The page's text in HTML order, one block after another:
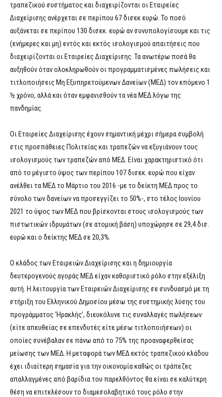
τραπεζικού συστήματος και διαχειρίζονται οι Εταιρείες
Διαχείρισης ανέρχεται σε περίπου 67 δισεκ ευρώ. Το ποσό
αυξάνεται σε περίπου 130 δισεκ. ευρώ αν συνυπολογίσουμε και τις
(ενήμερες και μη) εντός και εκτός ισολογισμού απαιτήσεις που
διαχειρίζονται οι Εταιρείες Διαχείρισης. Τα ανωτέρω ποσά θα
αυξηθούν όταν ολοκληρωθούν οι προγραμματισμένες πωλήσεις και
τιτλοποιήσεις Μη Εξυπηρετούμενων Δανείων (ΜΕΔ) τον επόμενο 1
½ χρόνο, αλλά και όταν εμφανισθούν τα νέα ΜΕΔ λόγω της
πανδημίας.
Οι Εταιρείες Διαχείρισης έχουν σημαντική μέχρι σήμερα συμβολή
στις προσπάθειες Πολιτείας και τραπεζών να εξυγιάνουν τους
ισολογισμούς των τραπεζών από ΜΕΔ. Είναι χαρακτηριστικό ότι
από το μέγιστο ύψος των περίπου 107 δισεκ. ευρώ που είχαν
ανέλθει τα ΜΕΔ το Μάρτιο του 2016 -με το δείκτη ΜΕΔ προς το
σύνολο των δανείων να προσεγγίζει το 50%-, στο τέλος Ιουνίου
2021 το ύψος των ΜΕΔ που βρίσκονται στους ισολογισμούς των
πιστωτικών ιδρυμάτων (σε ατομική βάση) υποχώρησε σε 29,4 δισ.
ευρώ και ο δείκτης ΜΕΔ σε 20,3%.
Ο κλάδος των Εταιρειών Διαχείρισης και η δημιουργία
δευτερογενούς αγοράς ΜΕΔ είχαν καθοριστικό ρόλο στην εξέλιξη
αυτή. Η λειτουργία των Εταιρειών Διαχείρισης σε συνδυασμό με τη
στήριξη του Ελληνικού Δημοσίου μέσω της συστημικής λύσης του
προγράμματος ‘Ηρακλής’, διευκόλυνε τις συναλλαγές πωλήσεων
(είτε απευθείας σε επενδυτές είτε μέσω τιτλοποιήσεων) οι
οποίες συνέβαλαν σε πάνω από το 75% της προαναφερθείσας
μείωσης των ΜΕΔ. Η μεταφορά των ΜΕΔ εκτός τραπεζικού κλάδου
έχει ιδιαίτερη σημασία για την οικονομία καθώς οι τράπεζες
απαλλαγμένες από βαρίδια του παρελθόντος θα είναι σε καλύτερη
θέση να επιτελέσουν το διαμεσολαβητικό τους ρόλο στην